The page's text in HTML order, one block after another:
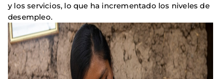
y los servicios, lo que ha incrementado los niveles de
desempleo.